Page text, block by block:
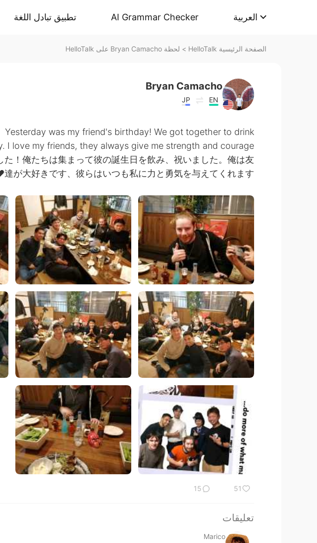
تطبيق تبادل اللغة AI Grammar Checker العربية
الصفحة الرئيسية HelloTalk > لحظة Bryan Camacho على HelloTalk
Bryan Camacho
EN
JP
Yesterday was my friend's birthday! We got together to drink
I love my friends, they always give me strength and courage
！俺たちは集まって彼の誕生日を飲み、祝いました。俺は友
達が大好きです、彼らはいつも私に力と勇気を与えてくれます❤️
51
15
تعليقات
Marico